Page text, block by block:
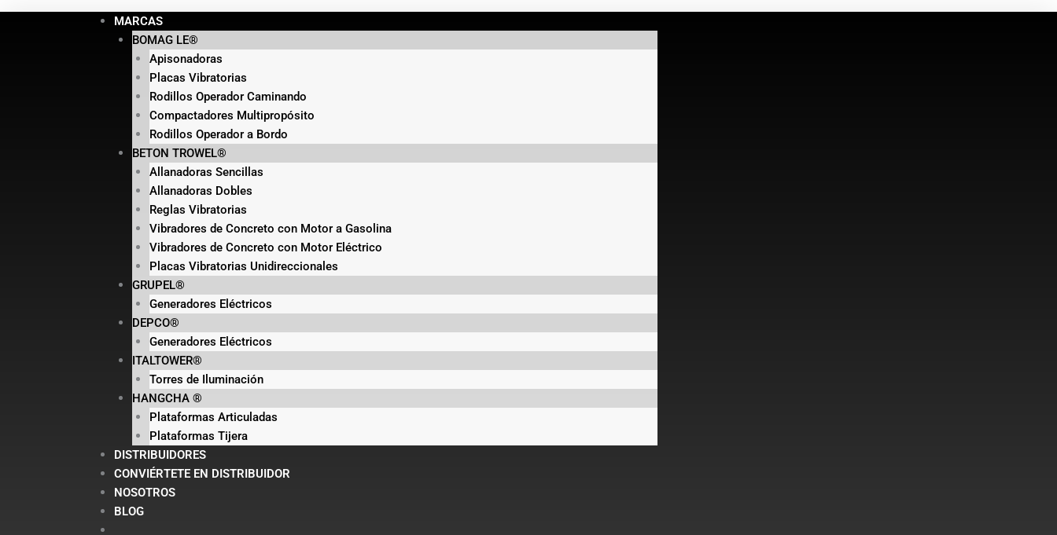
Ir
MARCAS
BOMAG LE®
Apisonadoras
Placas Vibratorias
Rodillos Operador Caminando
Compactadores Multipropósito
Rodillos Operador a Bordo
BETON TROWEL®
Allanadoras Sencillas
Allanadoras Dobles
Reglas Vibratorias
Vibradores de Concreto con Motor a Gasolina
Vibradores de Concreto con Motor Eléctrico
Placas Vibratorias Unidireccionales
GRUPEL®
Generadores Eléctricos
DEPCO®
Generadores Eléctricos
ITALTOWER®
Torres de Iluminación
HANGCHA ®
Plataformas Articuladas
Plataformas Tijera
DISTRIBUIDORES
CONVIÉRTETE EN DISTRIBUIDOR
NOSOTROS
BLOG
Products
search
Products
search
Products
Products